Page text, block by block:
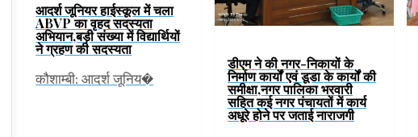
आदर्श जूनियर हाईस्कूल में चला
ABVP का वृहद सदस्यता
अभियान,बड़ी संख्या में विद्यार्थियों
ने ग्रहण की सदस्यता
कौशाम्बी: आदर्श जूनिय�
डीएम ने की नगर-निकायों के
निर्माण कार्यों एवं डूडा के कार्यों की
समीक्षा,नगर पालिका भरवारी
सहित कई नगर पंचायतों में कार्य
अधूरे होने पर जताई नाराजगी